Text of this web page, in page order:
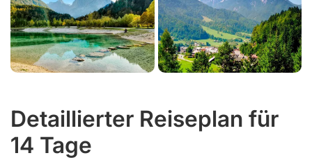
Detaillierter Reiseplan für
14 Tage